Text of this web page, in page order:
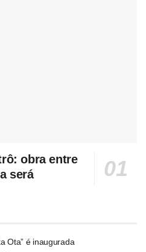
obra entre
será
Ota” é inaugurada